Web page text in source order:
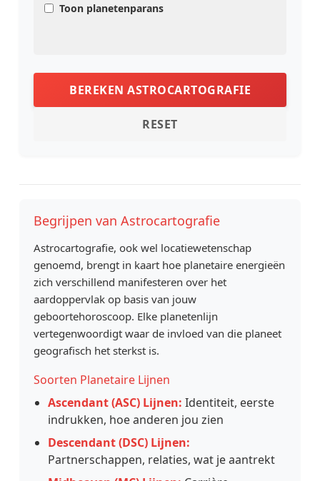
Toon planetenparans
BEREKEN ASTROCARTOGRAFIE
RESET
Begrijpen van Astrocartografie
Astrocartografie, ook wel locatiewetenschap
genoemd, brengt in kaart hoe planetaire energieën
zich verschillend manifesteren over het
aardoppervlak op basis van jouw
geboortehoroscoop. Elke planetenlijn
vertegenwoordigt waar de invloed van die planeet
geografisch het sterkst is.
Soorten Planetaire Lijnen
Ascendant (ASC) Lijnen: Identiteit, eerste
indrukken, hoe anderen jou zien
Descendant (DSC) Lijnen:
Partnerschappen, relaties, wat je aantrekt